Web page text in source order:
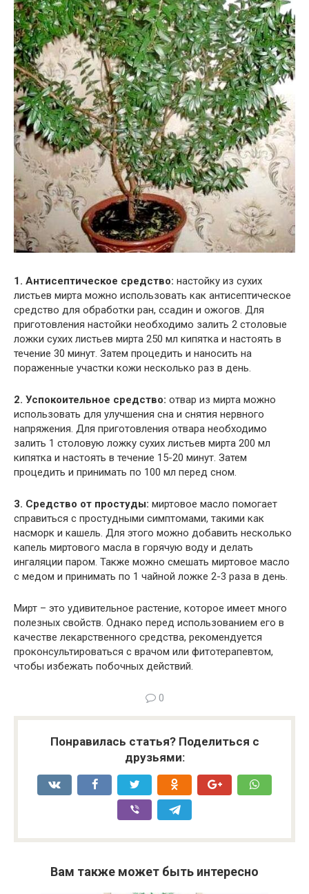
1. Антисептическое средство: настойку из сухих
листьев мирта можно использовать как антисептическое
средство для обработки ран, ссадин и ожогов. Для
приготовления настойки необходимо залить 2 столовые
ложки сухих листьев мирта 250 мл кипятка и настоять в
течение 30 минут. Затем процедить и наносить на
пораженные участки кожи несколько раз в день.
2. Успокоительное средство: отвар из мирта можно
использовать для улучшения сна и снятия нервного
напряжения. Для приготовления отвара необходимо
залить 1 столовую ложку сухих листьев мирта 200 мл
кипятка и настоять в течение 15-20 минут. Затем
процедить и принимать по 100 мл перед сном.
3. Средство от простуды: миртовое масло помогает
справиться с простудными симптомами, такими как
насморк и кашель. Для этого можно добавить несколько
капель миртового масла в горячую воду и делать
ингаляции паром. Также можно смешать миртовое масло
с медом и принимать по 1 чайной ложке 2-3 раза в день.
Мирт – это удивительное растение, которое имеет много
полезных свойств. Однако перед использованием его в
качестве лекарственного средства, рекомендуется
проконсультироваться с врачом или фитотерапевтом,
чтобы избежать побочных действий.
0
Понравилась статья? Поделиться с
друзьями:
Вам также может быть интересно